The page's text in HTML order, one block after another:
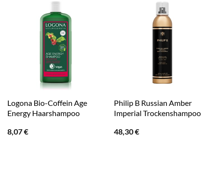
Logona Bio-Coffein Age
Energy Haarshampoo
8,07€
Philip B Russian Amber
Imperial Trockenshampoo
48,30€